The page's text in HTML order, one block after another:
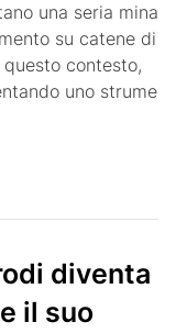
una seria mina
su catene di
contesto,
uno strume
diventa
il suo